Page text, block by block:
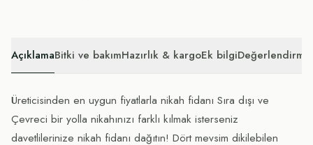
AçıklamaBitki ve bakımHazırlık & kargoEk bilgi
Üreticisinden en uygun fiyatlarla nikah fidanı Sıra dışı ve
Çevreci bir yolla nikahınızı farklı kılmak isterseniz
davetlilerinize nikah fidanı dağıtın! Dört mevsim dikilebilen